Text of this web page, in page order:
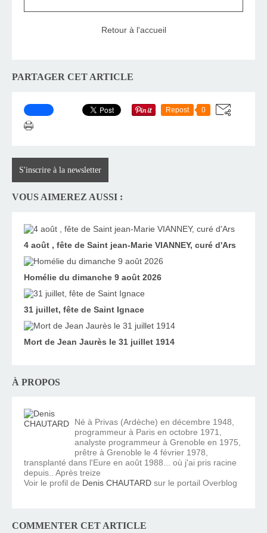
Retour à l'accueil
PARTAGER CET ARTICLE
Repost 0
S'inscrire à la newsletter
VOUS AIMEREZ AUSSI :
4 août , fête de Saint jean-Marie VIANNEY, curé d'Ars
Homélie du dimanche 9 août 2026
31 juillet, fête de Saint Ignace
Mort de Jean Jaurès le 31 juillet 1914
À PROPOS
Né à Privas (Ardèche) en décembre 1948,
programmeur à Paris en octobre 1971,
analyste programmeur à Grenoble en 1975,
prêtre à Grenoble le 4 février 1978,
transplanté dans l'Eure en août 1988... où j'ai pris racine
depuis.. Après treize
Voir le profil de Denis CHAUTARD sur le portail Overblog
COMMENTER CET ARTICLE